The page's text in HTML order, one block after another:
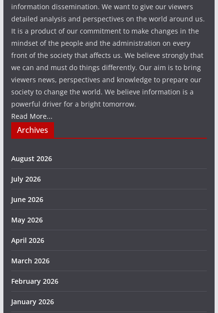
information dissemination. We want to give our viewers
detailed analysis and perspectives on the world around us.
It is a product of our commitment to make changes in the
mindset of the people and the administration on every
front of the society that affects us. We believe strongly that
we can and must do things differently. Our aim is to bring
viewers news, perspectives and knowledge to prepare our
society to change the world. We believe information is a
powerful driver for a bright tomorrow.
Read More...
Archives
August 2026
July 2026
June 2026
May 2026
April 2026
March 2026
February 2026
January 2026